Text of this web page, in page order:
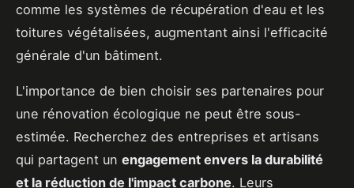
comme les systèmes de récupération d'eau et les
toitures végétalisées, augmentant ainsi l'efficacité
générale d'un bâtiment.
L'importance de bien choisir ses partenaires pour
une rénovation écologique ne peut être sous-
estimée. Recherchez des entreprises et artisans
qui partagent un engagement envers la durabilité
et la réduction de l'impact carbone. Leurs